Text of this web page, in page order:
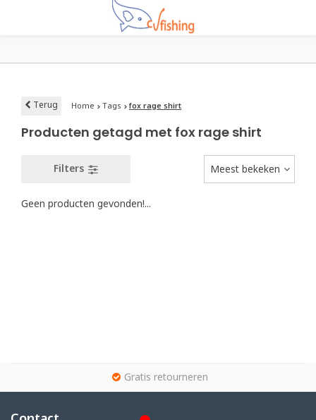
Terug Home Tags fox rage shirt
Producten getagd met fox rage shirt
Filters Meest bekeken
Geen producten gevonden!...
Gratis retourneren